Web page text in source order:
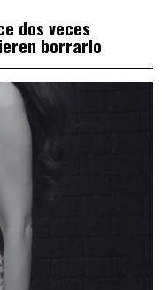
dos veces
borrarlo